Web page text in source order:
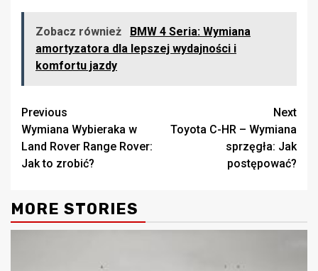
Zobacz również
BMW 4 Seria: Wymiana
amortyzatora dla lepszej wydajności i
komfortu jazdy
Continue
Reading
Previous
Wymiana Wybieraka w
Land Rover Range Rover:
Jak to zrobić?
Next
Toyota C-HR – Wymiana
sprzęgła: Jak
postępować?
MORE STORIES